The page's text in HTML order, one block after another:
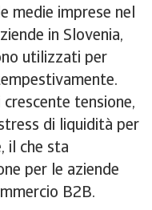
medie imprese nel
in Slovenia,
utilizzati per
tensione,
di liquidità per
il che sta
per le aziende
B2B.